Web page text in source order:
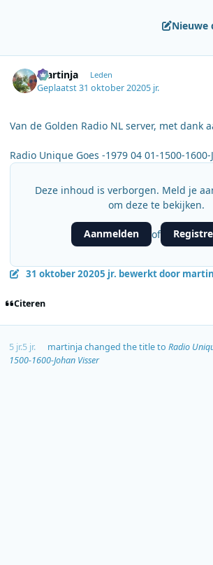
Nieuwe
martinja Leden
Geplaatst31 oktober 20205 jr.
Van de Golden Radio NL server, met dank
Radio Unique Goes -1979 04 01-1500-
Deze inhoud is verborgen. Meld je
om deze te bekijken.
Aanmelden of
31 oktober 20205 jr. bewerkt door
Citeren
5 jr.5 jr. martinja changed the title to Radio
1500-1600-Johan Visser